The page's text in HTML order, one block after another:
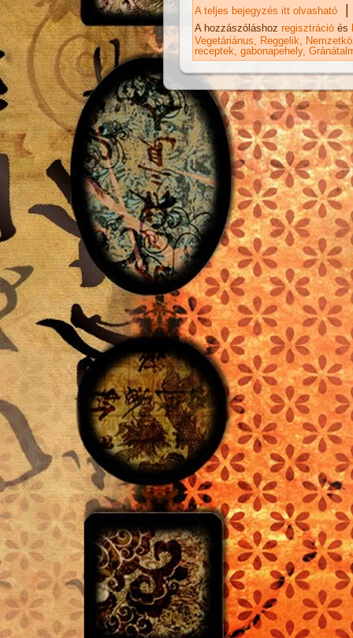
A teljes bejegyzés itt olvasható |
A hozzászóláshoz regisztráció és
Vegetáriánus
Reggelik
receptek gabonapehely